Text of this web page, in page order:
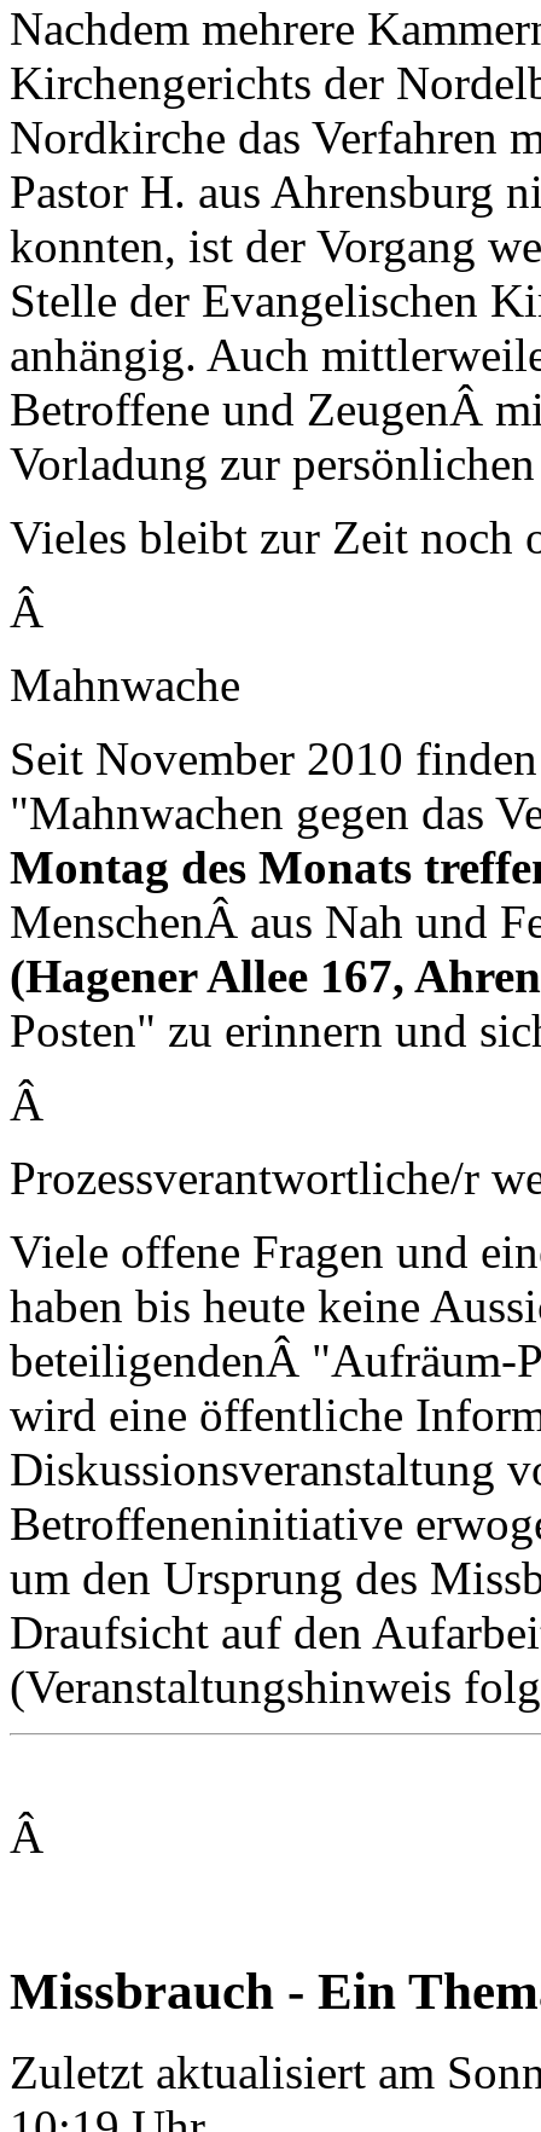
Nachdem mehrere
Kirchengerichts der
Nordkirche das Verfahren
Pastor H. aus Ahrensburg
konnten, ist der Vorgang
Stelle der Evangelischen
anhängig. Auch
Betroffene und ZeugenÂ
Vorladung zur
Vieles bleibt zur Zeit noch
Â
Mahnwache
Seit November 2010
"Mahnwachen gegen das
Montag des Monats
MenschenÂ aus Nah und
(Hagener Allee 167,
Posten" zu erinnern und
Â
Prozessverantwortliche/r
Viele offene Fragen und
haben bis heute keine
beteiligendenÂ "Aufräum-
wird eine öffentliche
Diskussionsveranstaltung
Betroffeneninitiative
um den Ursprung des
Draufsicht auf den
(Veranstaltungshinweis
Â
Missbrauch - Ein
Zuletzt aktualisiert am